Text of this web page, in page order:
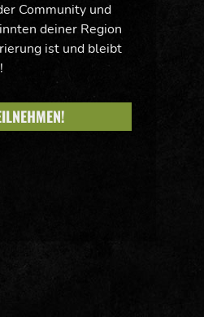
Community und
deiner Region
ist und bleibt